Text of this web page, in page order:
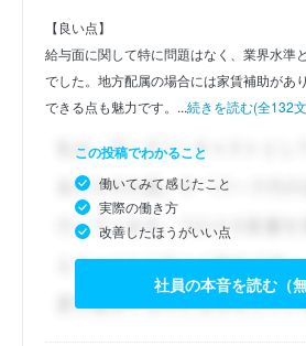
【良い点】
給与面に関して特に問題はなく、業界水準
でした。地方配属の場合には家賃補助があ
できる点も魅力です。...続きを読む(全132
この投稿でわかること
働いてみて感じたこと
実際の働き方
改善したほうがいい点
社員の本音を読む（無